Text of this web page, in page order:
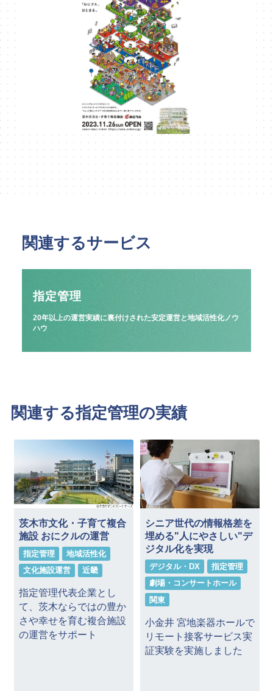
関連するサービス
指定管理
20年以上の運営実績に裏付けされた安定運営と地域活性化ノウ
ハウ
関連する指定管理の実績
茨木市文化・子育て複合
施設 おにクルの運営
指定管理
地域活性化
文化施設運営
近畿
指定管理代表企業とし
て、茨木ならではの豊か
さや幸せを育む複合施設
の運営をサポート
シニア世代の情報格差を
埋める"人にやさしい"デ
ジタル化を実現
デジタル・DX
指定管理
劇場・コンサートホール
関東
小金井 宮地楽器ホールで
リモート接客サービス実
証実験を実施しました